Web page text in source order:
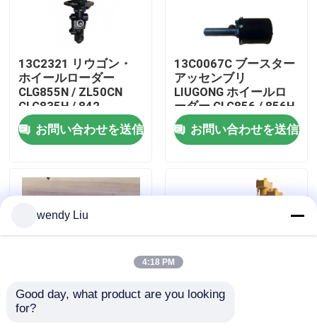
私達について
工場旅行
品質管理
私達に連絡しなさい
ニュース
13C2321 リウゴン・
ホイールローダー
CLG855N / ZL50CN
CLG835H / 842
CLG870H用のブレーキ
バルブお問い合わせを送信
13C0067C ブースター
アッセンブリ
LIUGONG ホイールロ
ーダー CLG856 / 856H
/ 850H / 862H ZL40B /
CLG842用
お問い合わせを送信
13C0059 リウゴン・
wendy Liu
4:18 PM
Good day, what product are you looking
for?